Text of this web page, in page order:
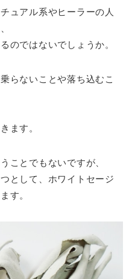
ュアル系やヒーラーの人
のではないでしょうか。
らないことや落ち込むこ
ます。
ことでもないですが、
として、ホワイトセージ
す。